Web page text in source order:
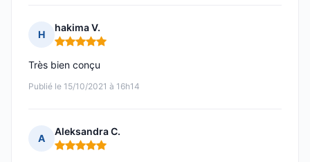
H
hakima V.
Note : 5 sur 5
Publié le 15/10/2021 à 16h14
Très bien conçu
A
Aleksandra C.
Note : 5 sur 5